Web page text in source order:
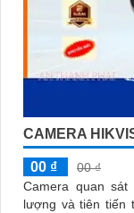
CAMERA
00 ₫
00 ₫
Camera quan sát
lượng và tiên tiến